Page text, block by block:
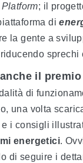
; il
di
la gente a
sprechi
il premio
di
una volta
i consigli
energetici.
di seguire i